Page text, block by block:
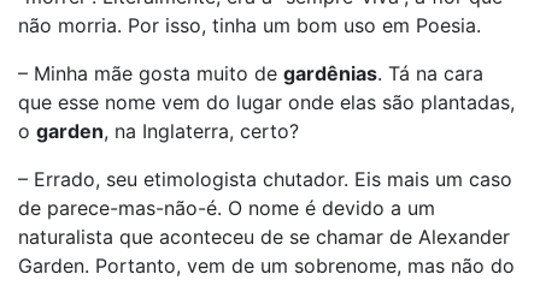
não morria. Por isso, tinha um bom uso em Poesia.
– Minha mãe gosta muito de gardênias. Tá na cara
que esse nome vem do lugar onde elas são plantadas,
o garden, na Inglaterra, certo?
– Errado, seu etimologista chutador. Eis mais um caso
de parece-mas-não-é. O nome é devido a um
naturalista que aconteceu de se chamar de Alexander
Garden. Portanto, vem de um sobrenome, mas não do